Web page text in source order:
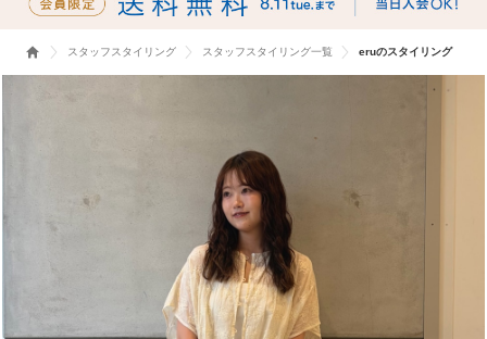
スタッフスタイリング スタッフスタイリング一覧 eruのスタイリング